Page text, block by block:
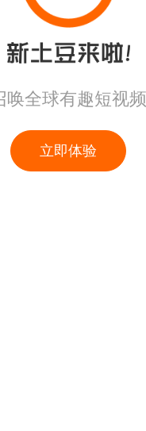
唤全球有趣短视频
立即体验